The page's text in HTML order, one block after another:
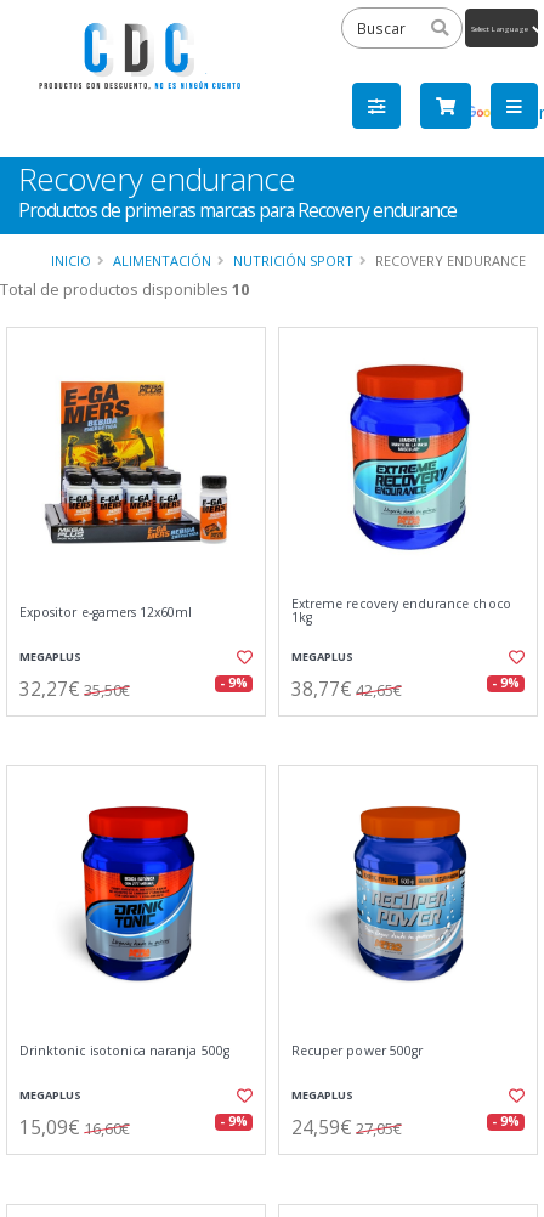
by
Recovery endurance
Productos de primeras marcas para Recovery endurance
INICIO ALIMENTACIÓN NUTRICIÓN SPORT RECOVERY ENDURANCE
Total de productos disponibles 10
Expositor e-gamers 12x60ml
MEGAPLUS
32,27€ 35,50€ - 9%
Extreme recovery endurance choco
1kg
MEGAPLUS
38,77€ 42,65€ - 9%
Drinktonic isotonica naranja 500g
MEGAPLUS
15,09€ 16,60€ - 9%
Recuper power 500gr
MEGAPLUS
24,59€ 27,05€ - 9%